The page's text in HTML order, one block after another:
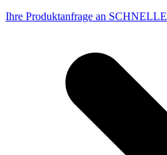
Ihre Produktanfrage an SCHNELLE